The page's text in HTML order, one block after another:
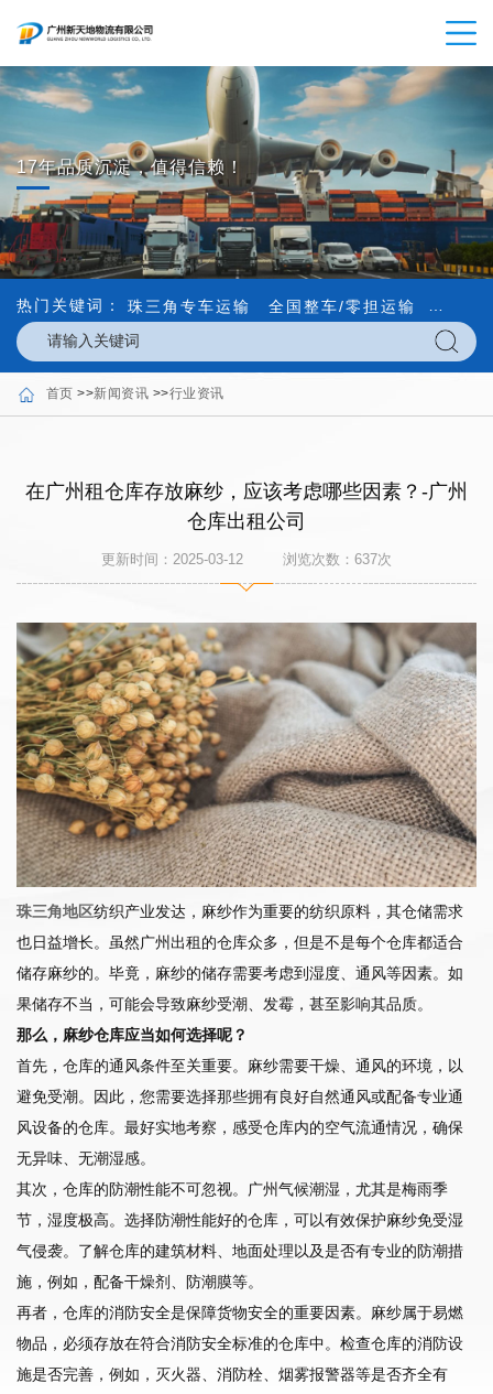
17年品质沉淀，值得信赖！
热门关键词： 珠三角专车运输 全国整车/零担运输 内外贸
首页 >>新闻资讯 >>行业资讯
在广州租仓库存放麻纱，应该考虑哪些因素？-广州
仓库出租公司
更新时间：2025-03-12 浏览次数： 637次
珠三角地区纺织产业发达，麻纱作为重要的纺织原料，其仓储需求
也日益增长。虽然广州出租的仓库众多，但是不是每个仓库都适合
储存麻纱的。毕竟，麻纱的储存需要考虑到湿度、通风等因素。如
果储存不当，可能会导致麻纱受潮、发霉，甚至影响其品质。
那么，麻纱仓库应当如何选择呢？
首先，仓库的通风条件至关重要。麻纱需要干燥、通风的环境，以
避免受潮。因此，您需要选择那些拥有良好自然通风或配备专业通
风设备的仓库。最好实地考察，感受仓库内的空气流通情况，确保
无异味、无潮湿感。
其次，仓库的防潮性能不可忽视。广州气候潮湿，尤其是梅雨季
节，湿度极高。选择防潮性能好的仓库，可以有效保护麻纱免受湿
气侵袭。了解仓库的建筑材料、地面处理以及是否有专业的防潮措
施，例如，配备干燥剂、防潮膜等。
再者，仓库的消防安全是保障货物安全的重要因素。麻纱属于易燃
物品，必须存放在符合消防安全标准的仓库中。检查仓库的消防设
施是否完善，例如，灭火器、消防栓、烟雾报警器等是否齐全有